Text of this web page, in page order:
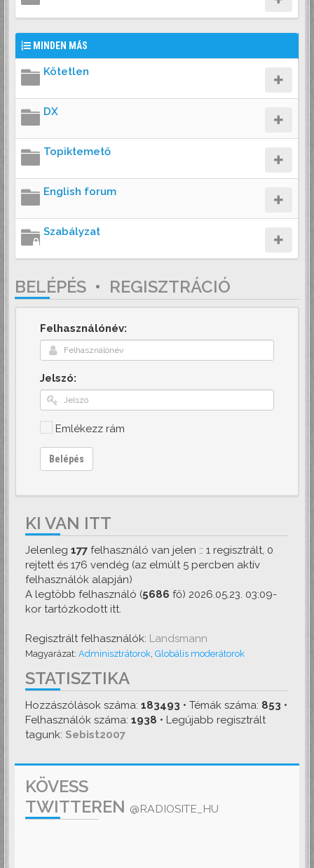
MINDEN MÁS
Kötetlen
DX
Topiktemető
English forum
Szabályzat
BELÉPÉS • REGISZTRÁCIÓ
Felhasználónév:
Jelszó:
Emlékezz rám
Belépés
KI VAN ITT
Jelenleg 177 felhasználó van jelen :: 1 regisztrált, 0
rejtett és 176 vendég (az elmúlt 5 percben aktív
felhasználók alapján)
A legtöbb felhasználó (5686 fő) 2026.05.23. 03:09-
kor tartózkodott itt.
Regisztrált felhasználók: Landsmann
Magyarázat: Adminisztrátorok Globális moderátorok
STATISZTIKA
Hozzászólások száma: 183493 • Témák száma: 853 •
Felhasználók száma: 1938 • Legújabb regisztrált
tagunk: Sebist2007
KÖVESS
TWITTEREN @RADIOSITE_HU